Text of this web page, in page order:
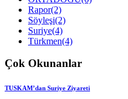
Rapor(2)
Söyleşi(2)
Suriye(4)
Türkmen(4)
Çok Okunanlar
TUSKAM’dan Suriye Ziyareti